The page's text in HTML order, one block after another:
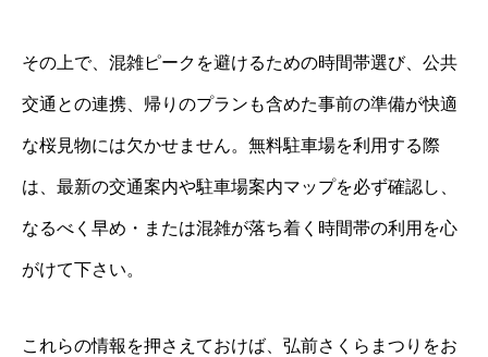
その上で、混雑ピークを避けるための時間帯選び、公共
交通との連携、帰りのプランも含めた事前の準備が快適
な桜見物には欠かせません。無料駐車場を利用する際
は、最新の交通案内や駐車場案内マップを必ず確認し、
なるべく早め・または混雑が落ち着く時間帯の利用を心
がけて下さい。
これらの情報を押さえておけば、弘前さくらまつりをお